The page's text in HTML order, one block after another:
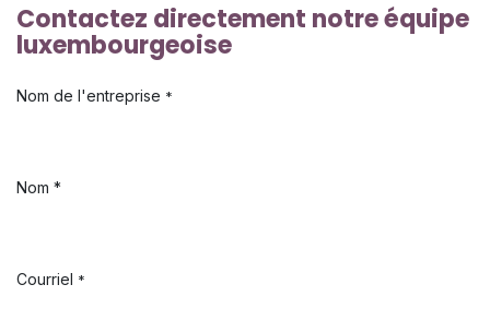
Contactez directement notre équipe
luxembourgeoise
Nom de l'entreprise *
Nom *
Courriel *